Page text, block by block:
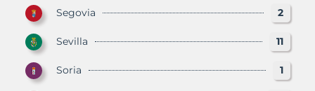
Segovia 2
Sevilla 11
Soria 1